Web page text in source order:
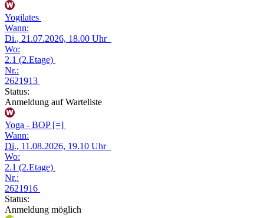
Yogilates
Wann:
Di., 21.07.2026, 18.00 Uhr
Wo:
2.1 (2.Etage)
Nr.:
2621913
Status:
Anmeldung auf Warteliste
Yoga - BOP [=]
Wann:
Di., 11.08.2026, 19.10 Uhr
Wo:
2.1 (2.Etage)
Nr.:
2621916
Status:
Anmeldung möglich